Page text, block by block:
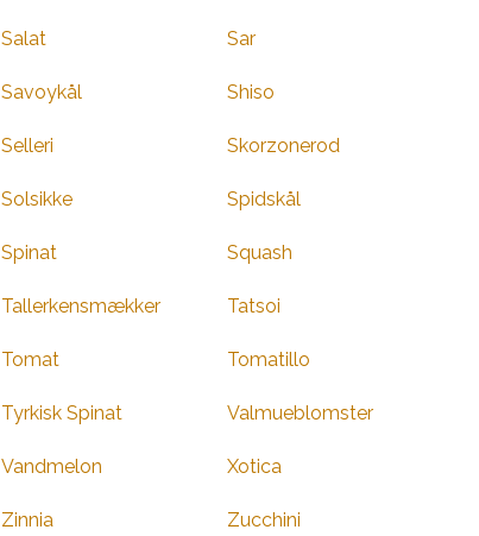
Salat Sar
Savoykål Shiso
Selleri Skorzonerod
Solsikke Spidskål
Spinat Squash
Tallerkensmækker Tatsoi
Tomat Tomatillo
Tyrkisk Spinat Valmueblomster
Vandmelon Xotica
Zinnia Zucchini